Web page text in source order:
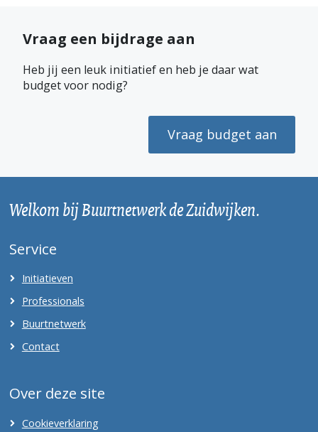
Vraag een bijdrage aan
Heb jij een leuk initiatief en heb je daar wat
budget voor nodig?
Vraag budget aan
Welkom bij Buurtnetwerk de Zuidwijken.
Service
Initiatieven
Professionals
Buurtnetwerk
Contact
Over deze site
Cookieverklaring